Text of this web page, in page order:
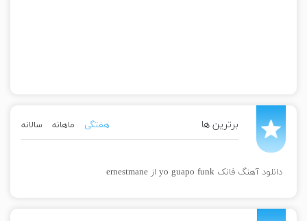
برترین ها هفتگی ماهانه سالانه
دانلود آهنگ فانک yo guapo funk از ernestmane